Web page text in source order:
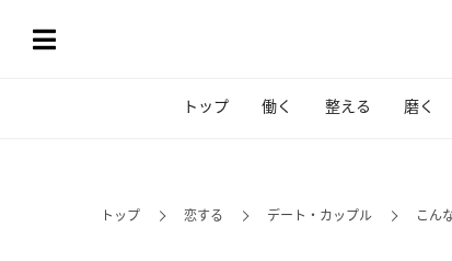
トップ 働く 整える 磨く
トップ 恋する デート・カップル こん